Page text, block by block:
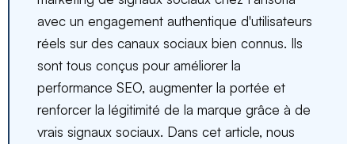
avec un engagement authentique d'utilisateurs
réels sur des canaux sociaux bien connus. Ils
sont tous conçus pour améliorer la
performance SEO, augmenter la portée et
renforcer la légitimité de la marque grâce à de
vrais signaux sociaux. Dans cet article, nous